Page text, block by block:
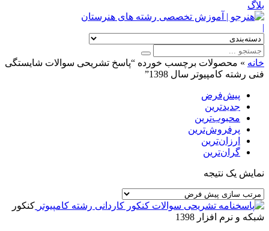
بلاگ
|
خانه » محصولات برچسب خورده “پاسخ تشریحی سوالات شایستگی
فنی رشته کامپیوتر سال 1398”
پیش‌فرض
جدیدترین
محبوب‌ترین
پرفروش‌ترین
ارزان‌ترین
گران‌ترین
نمایش یک نتیجه
کنکور
شبکه و نرم افزار 1398